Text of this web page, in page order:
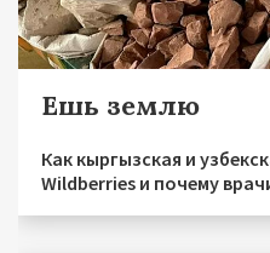
Ешь землю
Как кыргызская и
Wildberries и почему